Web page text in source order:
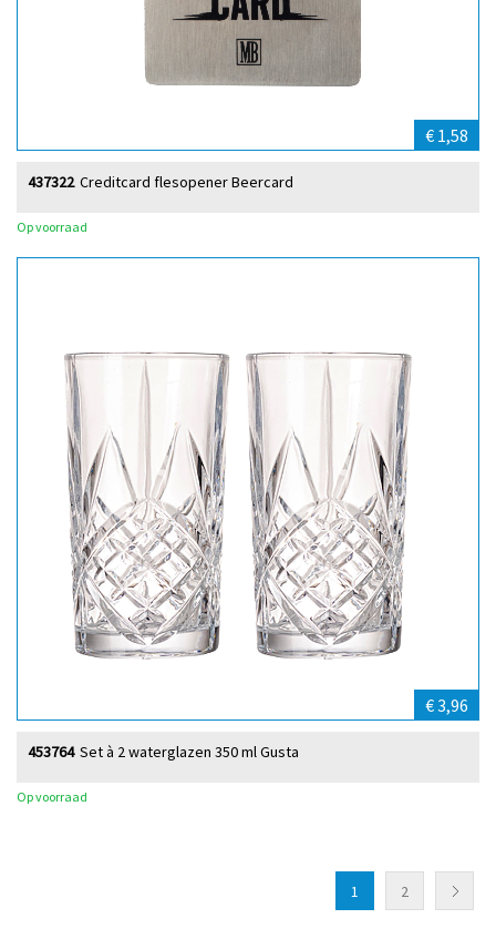
€ 1,58
Creditcard flesopener Beercard
437322
Op voorraad
€ 3,96
Set à 2 waterglazen 350 ml Gusta
453764
Op voorraad
1 2